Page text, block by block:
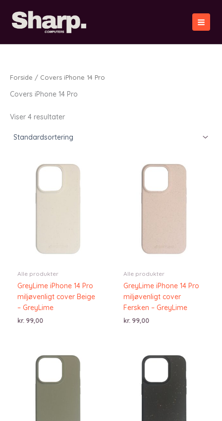
indholdet
Forside / Covers iPhone 14 Pro
Covers iPhone 14 Pro
Viser 4 resultater
Alle produkter
GreyLime iPhone 14 Pro
miljøvenligt cover Beige
– GreyLime
kr. 99,00
Alle produkter
GreyLime iPhone 14 Pro
miljøvenligt cover
Fersken – GreyLime
kr. 99,00